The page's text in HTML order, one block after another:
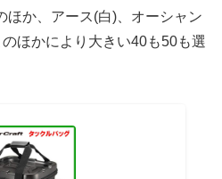
ほか、アース(白)、オーシャン
ほかにより大きい40も50も選